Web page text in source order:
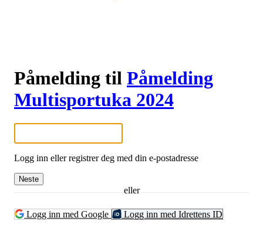
Påmelding til Påmelding
Multisportuka 2024
Logg inn eller registrer deg med din e-postadresse
Neste
eller
Logg inn med Google Logg inn med Idrettens ID